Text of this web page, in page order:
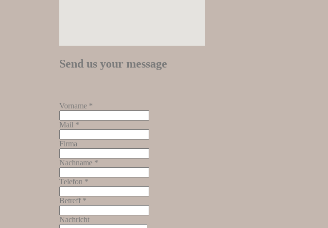
Send us your message
Vorname *
Mail *
Firma
Nachname *
Telefon *
Betreff *
Nachricht